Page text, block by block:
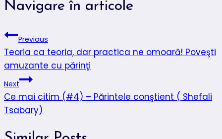
Navigare în articole
Previous
Teoria ca teoria, dar practica ne omoară! Poveşti
amuzante cu părinţi
Next
Ce mai citim (#4) – Părintele conştient ( Shefali
Tsabary)